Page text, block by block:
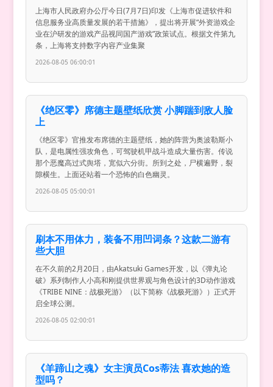
上海市人民政府办公厅今日(7月7日)印发《上海市促进软件和
信息服务业高质量发展的若干措施》，提出将开展“外资游戏企
业在沪研发的游戏产品视同国产游戏”政策试点。根据文件第九
条，上海将支持数字内容产业集聚
2026-08-05 06:00:01
《绝区零》席德主题壁纸欣赏 小脚踹到敌人脸
上
《绝区零》官推发布席德的主题壁纸，她的阵营为奥波勒斯小
队，是电属性强攻角色，可驾驶机甲战斗造成大量伤害。传说
那个恶魔高过式舆塔，宽似六分街。所到之处，尸横遍野，裂
隙横生。上面还站着一个恐怖的白色幽灵。
2026-08-05 05:00:01
刷本不用体力，装备不用凹词条？这款二游有
些大胆
在不久前的2月20日，由Akatsuki Games开发，以《弹丸论
破》系列制作人小高和刚提供世界观与角色设计的3D动作游戏
《TRIBE NINE：战极死游》（以下简称《战极死游》）正式开
启全球公测。
2026-08-05 02:00:01
《羊蹄山之魂》女主演员Cos蒂法 喜欢她的造
型吗？